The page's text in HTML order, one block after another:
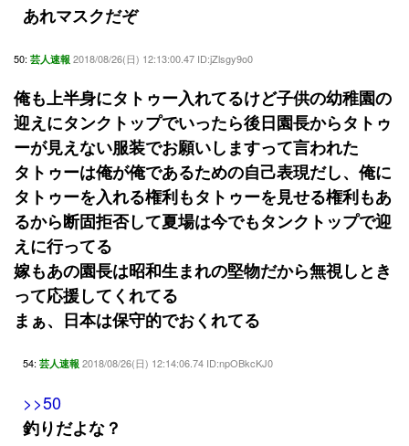
あれマスクだぞ
50: 芸人速報 2018/08/26(日) 12:13:00.47 ID:jZlsgy9o0
俺も上半身にタトゥー入れてるけど子供の幼稚園の
迎えにタンクトップでいったら後日園長からタトゥ
ーが見えない服装でお願いしますって言われた
タトゥーは俺が俺であるための自己表現だし、俺に
タトゥーを入れる権利もタトゥーを見せる権利もあ
るから断固拒否して夏場は今でもタンクトップで迎
えに行ってる
嫁もあの園長は昭和生まれの堅物だから無視しとき
って応援してくれてる
まぁ、日本は保守的でおくれてる
54: 芸人速報 2018/08/26(日) 12:14:06.74 ID:npOBkcKJ0
>>50
釣りだよな？